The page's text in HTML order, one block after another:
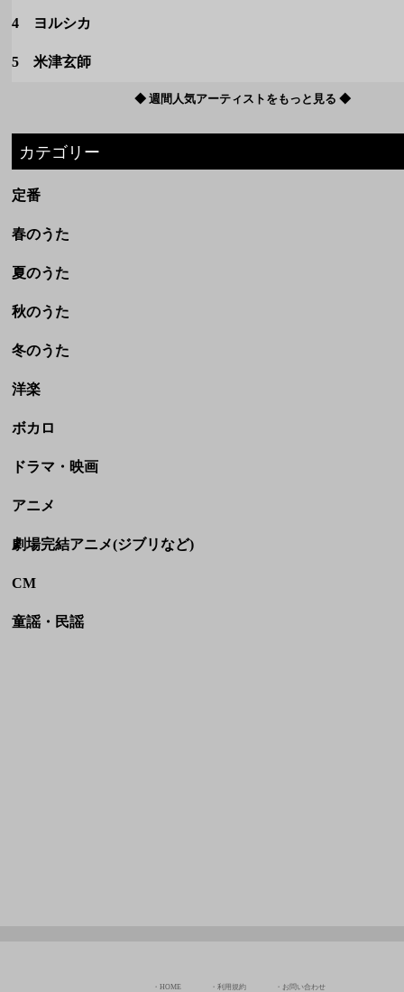
4 ヨルシカ
5 米津玄師
◆ 週間人気アーティストをもっと見る ◆
カテゴリー
定番
春のうた
夏のうた
秋のうた
冬のうた
洋楽
ボカロ
ドラマ・映画
アニメ
劇場完結アニメ(ジブリなど)
CM
童謡・民謡
HOME 利用規約 お問い合わせ